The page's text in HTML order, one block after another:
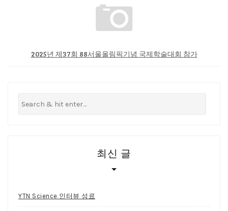
2025년 제37회 88서울올림픽기념 국제학술대회 참가
최신 글
YTN Science 인터뷰 성료